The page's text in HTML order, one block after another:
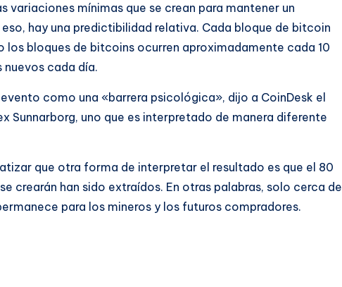
variaciones mínimas que se crean para mantener un
hay una predictibilidad relativa. Cada bloque de bitcoin
los bloques de bitcoins ocurren aproximadamente cada 10
nuevos cada día.
como una «barrera psicológica», dijo a CoinDesk el
Sunnarborg, uno que es interpretado de manera diferente
que otra forma de interpretar el resultado es que el 80
crearán han sido extraídos. En otras palabras, solo cerca de
para los mineros y los futuros compradores.